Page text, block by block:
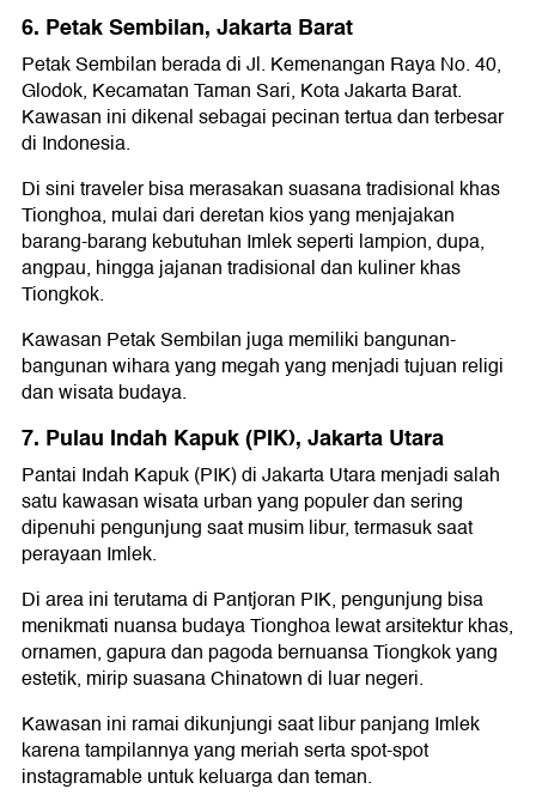
6. Petak Sembilan, Jakarta Barat
Petak Sembilan berada di Jl. Kemenangan Raya No. 40,
Glodok, Kecamatan Taman Sari, Kota Jakarta Barat.
Kawasan ini dikenal sebagai pecinan tertua dan terbesar
di Indonesia.
Di sini traveler bisa merasakan suasana tradisional khas
Tionghoa, mulai dari deretan kios yang menjajakan
barang-barang kebutuhan Imlek seperti lampion, dupa,
angpau, hingga jajanan tradisional dan kuliner khas
Tiongkok.
Kawasan Petak Sembilan juga memiliki bangunan-
bangunan wihara yang megah yang menjadi tujuan religi
dan wisata budaya.
7. Pulau Indah Kapuk (PIK), Jakarta Utara
Pantai Indah Kapuk (PIK) di Jakarta Utara menjadi salah
satu kawasan wisata urban yang populer dan sering
dipenuhi pengunjung saat musim libur, termasuk saat
perayaan Imlek.
Di area ini terutama di Pantjoran PIK, pengunjung bisa
menikmati nuansa budaya Tionghoa lewat arsitektur khas,
ornamen, gapura dan pagoda bernuansa Tiongkok yang
estetik, mirip suasana Chinatown di luar negeri.
Kawasan ini ramai dikunjungi saat libur panjang Imlek
karena tampilannya yang meriah serta spot-spot
instagramable untuk keluarga dan teman.